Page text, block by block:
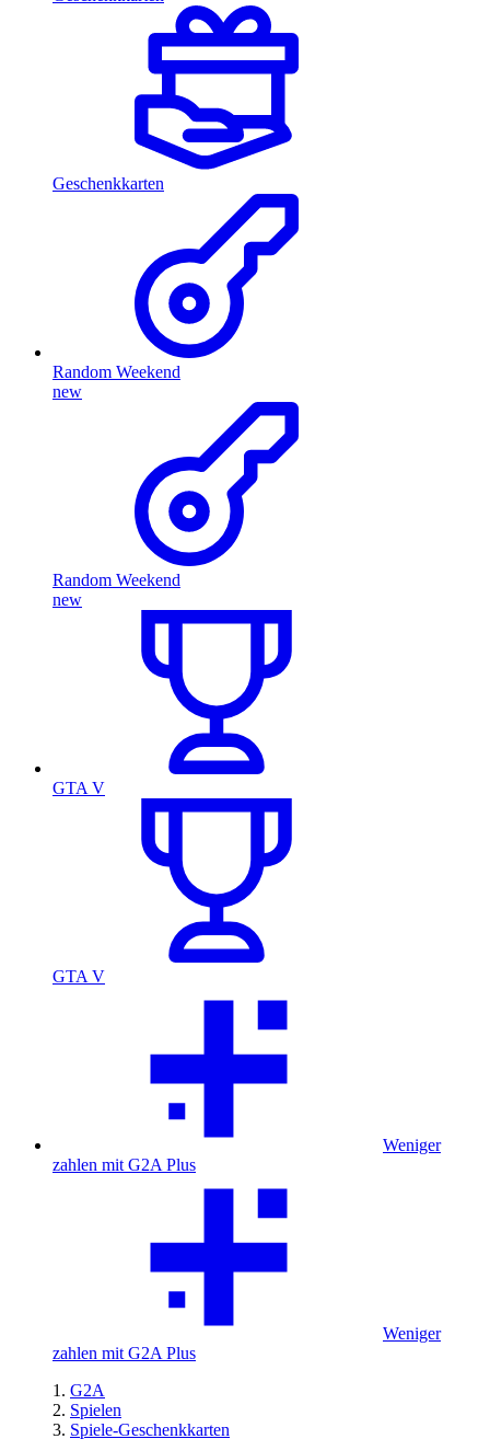
Geschenkkarten
Random Weekend
new
Random Weekend
new
GTA V
GTA V
Weniger
zahlen mit G2A Plus
Weniger
zahlen mit G2A Plus
G2A
Spielen
Spiele-Geschenkkarten